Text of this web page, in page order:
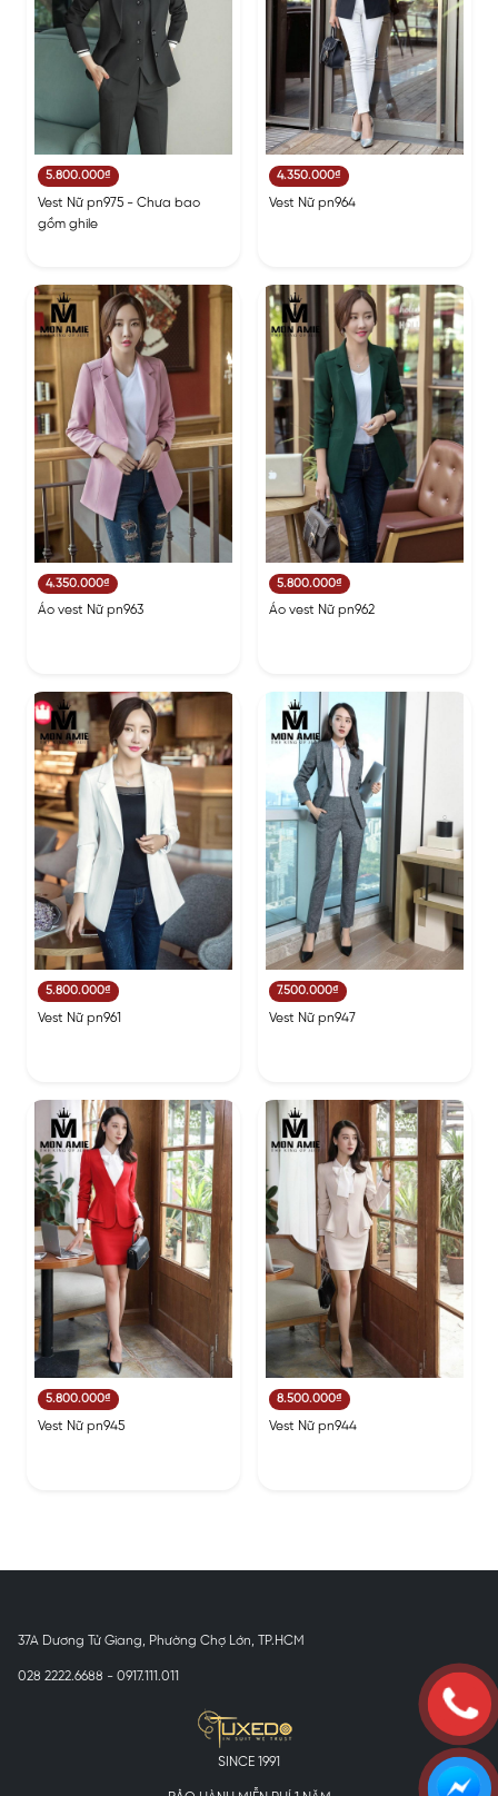
5.800.000₫
Vest Nữ pn975 - Chưa bao
gồm ghile
4.350.000₫
Vest Nữ pn964
4.350.000₫
Áo vest Nữ pn963
5.800.000₫
Áo vest Nữ pn962
5.800.000₫
Vest Nữ pn961
7.500.000₫
Vest Nữ pn947
5.800.000₫
Vest Nữ pn945
8.500.000₫
Vest Nữ pn944
37A Dương Tử Giang, Phường Chợ Lớn, TP.HCM
028 2222.6688 - 0917.111.011
SINCE 1991